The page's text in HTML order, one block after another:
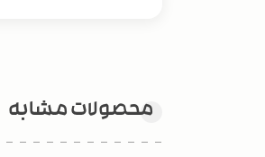
محصولات مشابه